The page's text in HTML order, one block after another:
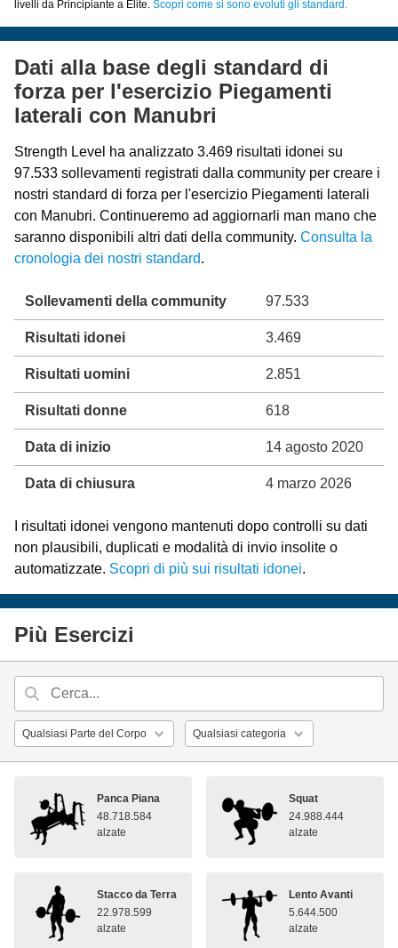
livelli da Principiante a Elite. Scopri come si sono evoluti gli standard.
Dati alla base degli standard di
forza per l'esercizio Piegamenti
laterali con Manubri
Strength Level ha analizzato 3.469 risultati idonei su
97.533 sollevamenti registrati dalla community per creare i
nostri standard di forza per l'esercizio Piegamenti laterali
con Manubri. Continueremo ad aggiornarli man mano che
saranno disponibili altri dati della community. Consulta la
cronologia dei nostri standard.
Sollevamenti della community 97.533
Risultati idonei 3.469
Risultati uomini 2.851
Risultati donne 618
Data di inizio 14 agosto 2020
Data di chiusura 4 marzo 2026
I risultati idonei vengono mantenuti dopo controlli su dati
non plausibili, duplicati e modalità di invio insolite o
automatizzate. Scopri di più sui risultati idonei.
Più Esercizi
Panca Piana
48.718.584
alzate
Squat
24.988.444
alzate
Stacco da Terra
22.978.599
alzate
Lento Avanti
5.644.500
alzate